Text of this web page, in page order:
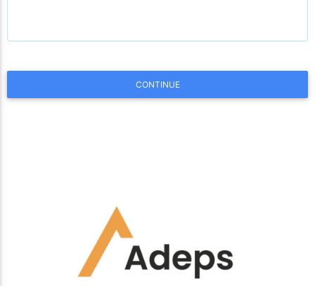
CONTINUE